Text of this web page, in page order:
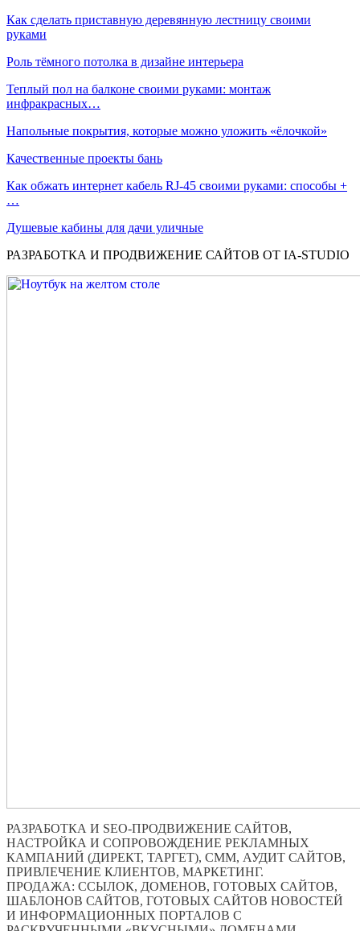
Как сделать приставную деревянную лестницу своими
руками
Роль тёмного потолка в дизайне интерьера
Теплый пол на балконе своими руками: монтаж
инфракрасных…
Напольные покрытия, которые можно уложить «ёлочкой»
Качественные проекты бань
Как обжать интернет кабель RJ-45 своими руками: способы +
…
Душевые кабины для дачи уличные
РАЗРАБОТКА И ПРОДВИЖЕНИЕ САЙТОВ ОТ IA-STUDIO
РАЗРАБОТКА И SEO-ПРОДВИЖЕНИЕ САЙТОВ,
НАСТРОЙКА И СОПРОВОЖДЕНИЕ РЕКЛАМНЫХ
КАМПАНИЙ (ДИРЕКТ, ТАРГЕТ), СММ, АУДИТ САЙТОВ,
ПРИВЛЕЧЕНИЕ КЛИЕНТОВ, МАРКЕТИНГ.
ПРОДАЖА: ССЫЛОК, ДОМЕНОВ, ГОТОВЫХ САЙТОВ,
ШАБЛОНОВ САЙТОВ, ГОТОВЫХ САЙТОВ НОВОСТЕЙ
И ИНФОРМАЦИОННЫХ ПОРТАЛОВ С